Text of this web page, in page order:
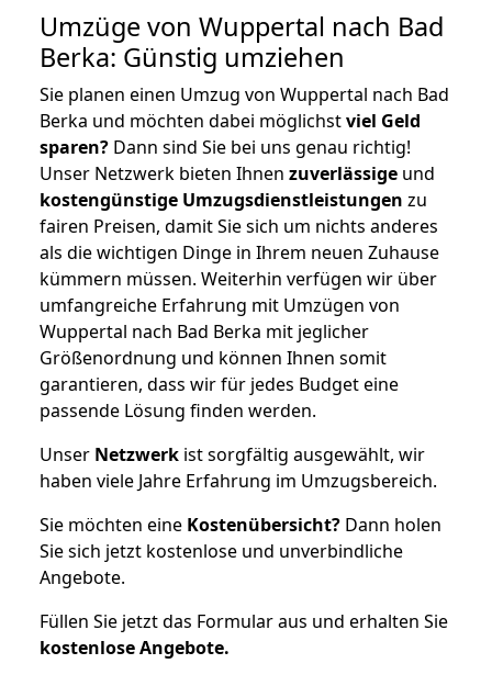
Umzüge von Wuppertal nach Bad
Berka: Günstig umziehen
Sie planen einen Umzug von Wuppertal nach Bad
Berka und möchten dabei möglichstviel Geld
sparen? Dann sind Sie bei uns genau richtig!
Unser Netzwerk bieten Ihnen zuverlässige und
kostengünstige Umzugsdienstleistungen zu
fairen Preisen, damit Sie sich um nichts anderes
als die wichtigen Dinge in Ihrem neuen Zuhause
kümmern müssen. Weiterhin verfügen wir über
umfangreiche Erfahrung mit Umzügen von
Wuppertal nach Bad Berka mit jeglicher
Größenordnung und können Ihnen somit
garantieren, dass wir für jedes Budget eine
passende Lösung finden werden.
Unser Netzwerk ist sorgfältig ausgewählt, wir
haben viele Jahre Erfahrung im Umzugsbereich.
Sie möchten eine Kostenübersicht? Dann holen
Sie sich jetzt kostenlose und unverbindliche
Angebote.
Füllen Sie jetzt das Formular aus und erhalten Sie
kostenloseAngebote.